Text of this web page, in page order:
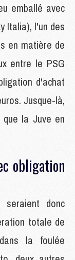
emballé avec
Italia), l'un des
en matière de
entre le PSG
d'achat
Jusque-là,
la Juve en
obligation
donc
totale de
la foulée